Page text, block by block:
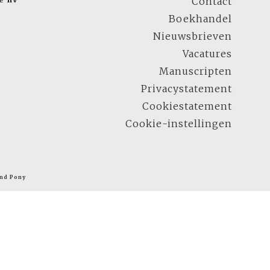
Boekhandel
Nieuwsbrieven
Vacatures
Manuscripten
Privacystatement
Cookiestatement
Cookie-instellingen
Pony